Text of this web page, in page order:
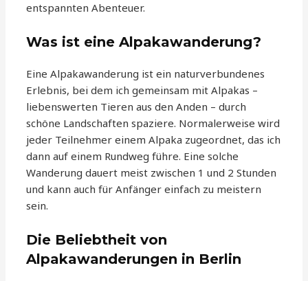
entspannten Abenteuer.
Was ist eine Alpakawanderung?
Eine Alpakawanderung ist ein naturverbundenes
Erlebnis, bei dem ich gemeinsam mit Alpakas –
liebenswerten Tieren aus den Anden – durch
schöne Landschaften spaziere. Normalerweise wird
jeder Teilnehmer einem Alpaka zugeordnet, das ich
dann auf einem Rundweg führe. Eine solche
Wanderung dauert meist zwischen 1 und 2 Stunden
und kann auch für Anfänger einfach zu meistern
sein.
Die Beliebtheit von
Alpakawanderungen in Berlin